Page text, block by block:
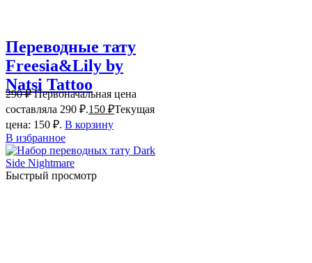
Переводные тату
Freesia&Lily by
Natsi Tattoo
290₽ Первоначальная цена
составляла 290 ₽.150 ₽Текущая
цена: 150 ₽. В корзину
В избранное
Быстрый просмотр